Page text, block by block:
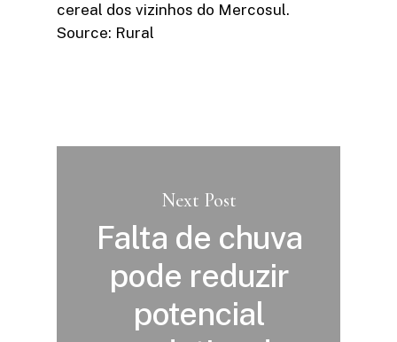
cereal dos vizinhos do Mercosul.
Source: Rural
Next Post
Falta de chuva
pode reduzir
potencial